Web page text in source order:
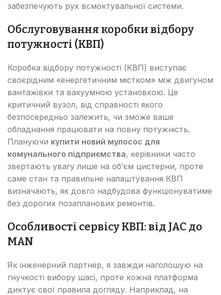
забезпечують рух всмоктувальної системи.
Обслуговування коробки відбору
потужності (КВП)
Коробка відбору потужності (КВП) виступає
своєрідним «енергетичним містком» між двигуном
вантажівки та вакуумною установкою. Це
критичний вузол, від справності якого
безпосередньо залежить, чи зможе ваше
обладнання працювати на повну потужність.
Плануючи купити новий мулосос для
комунального підприємства, керівники часто
звертають увагу лише на об’єм цистерни, проте
саме стан та правильне налаштування КВП
визначають, як довго надбудова функціонуватиме
без дорогих позапланових ремонтів.
Особливості сервісу КВП: від JAC до
MAN
Як інженерний партнер, я завжди наголошую на
гнучкості вибору шасі, проте кожна платформа
диктує свої правила догляду. Наприклад, на